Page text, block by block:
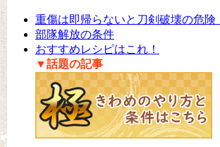
重傷は即帰らないと刀剣破壊の危険
部隊解放の条件
おすすめレシピはこれ！
▼話題の記事